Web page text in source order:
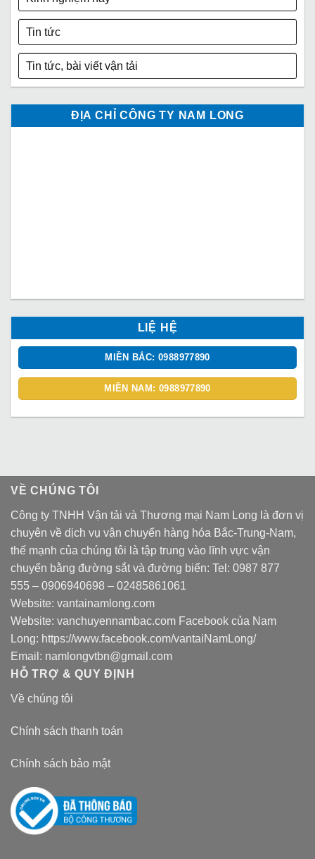
Tin tức
Tin tức, bài viết vận tải
ĐỊA CHỈ CÔNG TY NAM LONG
LIỆ HỆ
MIỀN BẮC: 0988977890
MIỀN NAM: 0988977890
VỀ CHÚNG TÔI
Công ty TNHH Vận tải và Thương mại Nam Long là đơn vị
chuyên về dịch vụ vận chuyển hàng hóa Bắc-Trung-Nam,
thế mạnh của chúng tôi là tập trung vào lĩnh vực vận
chuyển bằng đường sắt và đường biển: Tel: 0987 877
555 – 0906940698 – 02485861061
Website: vantainamlong.com
Website: vanchuyennambac.com Facebook của Nam
Long: https://www.facebook.com/vantaiNamLong/
Email: namlongvtbn@gmail.com
HỖ TRỢ & QUY ĐỊNH
Về chúng tôi
Chính sách thanh toán
Chính sách bảo mật